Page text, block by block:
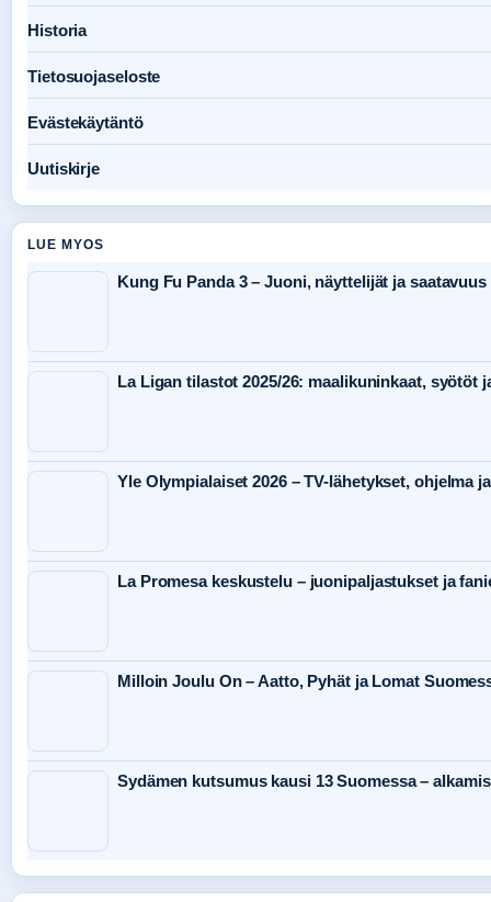
Historia
Tietosuojaseloste
Evästekäytäntö
Uutiskirje
LUE MYOS
Kung Fu Panda 3 – Juoni, näyttelijät ja
La Ligan tilastot 2025/26: maalikuninkaat, syötöt
Yle Olympialaiset 2026 – TV-lähetykset, ohjelma
La Promesa keskustelu – juonipaljastukset ja
Milloin Joulu On – Aatto, Pyhät ja Lomat
Sydämen kutsumus kausi 13 Suomessa –